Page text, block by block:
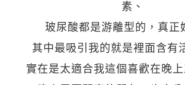
素、
玻尿酸都是游離型的，真正
其中最吸引我的就是裡面含有
實在是太適合我這個喜歡在晚